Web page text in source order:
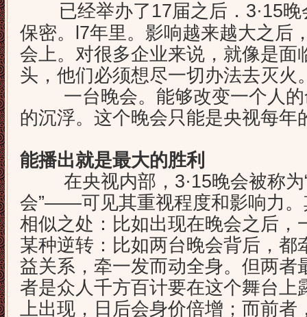
已经举办了17届之后．3·15
保密。l7年里。影响越来越大之后
会上。对很多企业来说，就像是面
头，他们必须想尽一切办法去灭火
一台晚会。能够改变一个人的
的沉浮。这个晚会只能是央视每年
能播出就是最大的胜利
在央视内部，3·15晚会被称为
会”——可见其重视程度和影响力。
相似之处：比如出现在晚会之后，
某种逆转：比如两台晚会背后，都
益关系，牵一发而动全身。但两者
者是众人千方百计要在这个舞台上
上出现，日后会身价倍增；而前者